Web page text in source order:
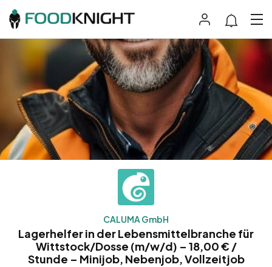
CALUMA GmbH
Lagerhelfer in der Lebensmittelbranche für
Wittstock/Dosse (m/w/d) – 18,00 € /
Stunde – Minijob, Nebenjob, Vollzeitjob